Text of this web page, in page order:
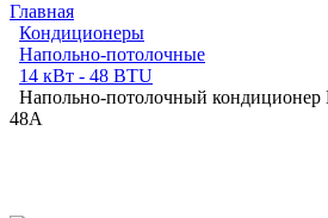
Главная
Кондиционеры
Напольно-потолочные
14 кВт - 48 BTU
Напольно-потолочный
48A